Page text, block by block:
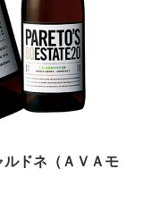
ドネ（ＡＶＡモ